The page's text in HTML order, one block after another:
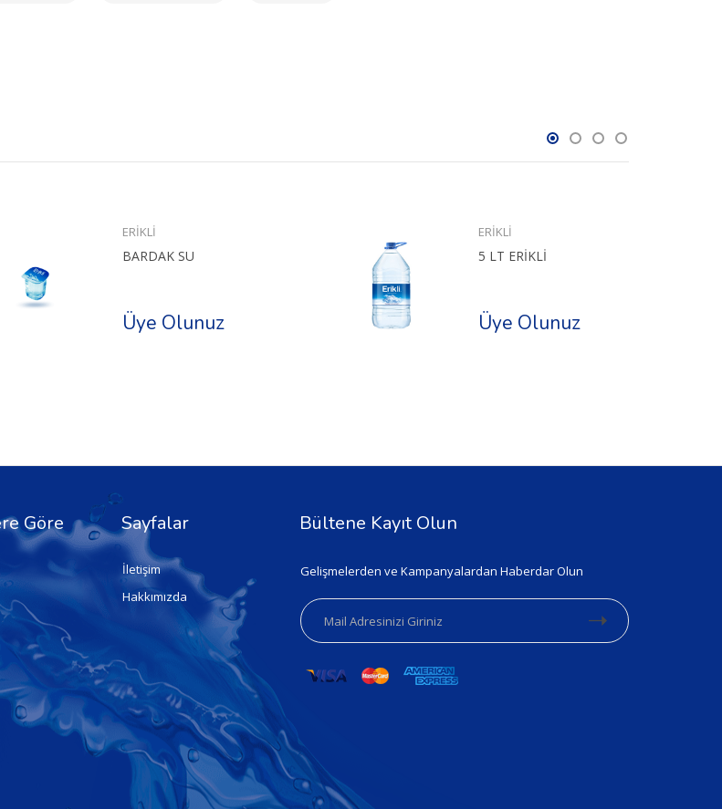
ERİKLİ
BARDAK SU
Üye Olunuz
ERİKLİ
5 LT ERİKLİ
Üye Olunuz
Göre
Sayfalar
İletişim
Hakkımızda
Bültene Kayıt Olun
Gelişmelerden ve Kampanyalardan Haberdar Olun